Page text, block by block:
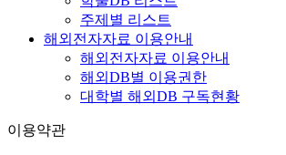
주제별 리스트
해외전자자료 이용안내
해외전자자료 이용안내
해외DB별 이용권한
대학별 해외DB 구독현황
이용약관